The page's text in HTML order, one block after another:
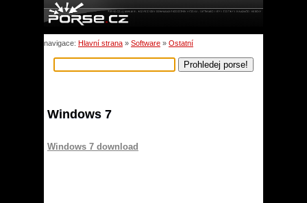
navigace: Hlavní strana » Software » Ostatní
Windows 7
Windows 7 download